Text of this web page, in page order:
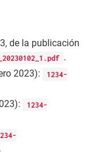
de la publicación
.
2023):
1234-
1234-
.